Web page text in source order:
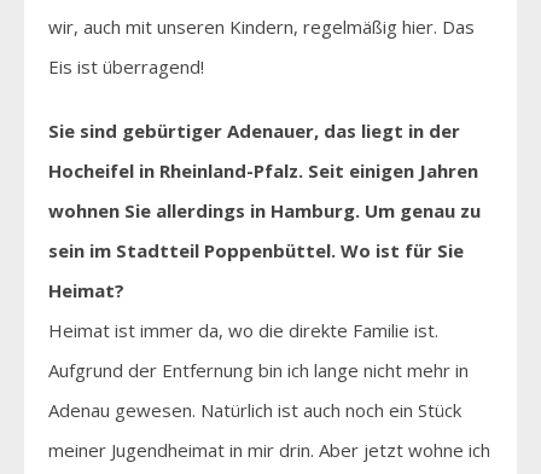
wir, auch mit unseren Kindern, regelmäßig hier. Das
Eis ist überragend!
Sie sind gebürtiger Adenauer, das liegt in der
Hocheifel in Rheinland-Pfalz. Seit einigen Jahren
wohnen Sie allerdings in Hamburg. Um genau zu
sein im Stadtteil Poppenbüttel. Wo ist für Sie
Heimat?
Heimat ist immer da, wo die direkte Familie ist.
Aufgrund der Entfernung bin ich lange nicht mehr in
Adenau gewesen. Natürlich ist auch noch ein Stück
meiner Jugendheimat in mir drin. Aber jetzt wohne ich